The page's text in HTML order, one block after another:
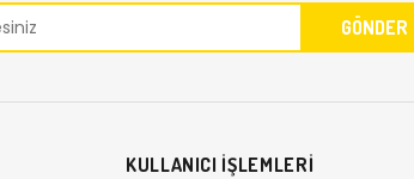
KULLANICI İŞLEMLERİ